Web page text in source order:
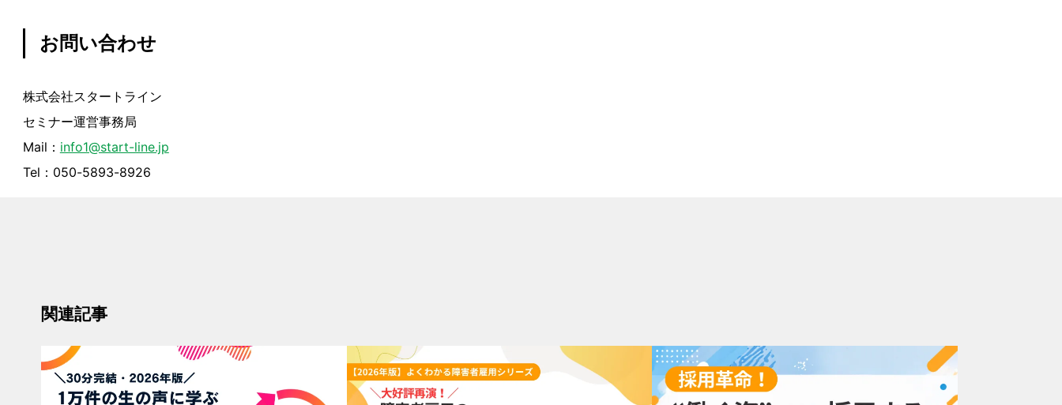
お問い合わせ
株式会社スタートライン
セミナー運営事務局
Mail： info1@start-line.jp
Tel：050-5893-8926
関連記事